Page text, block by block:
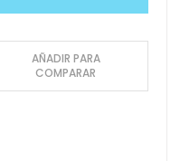
AÑADIR PARA
COMPARAR